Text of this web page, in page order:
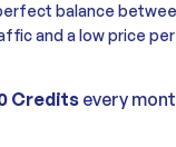
balance
and a low price
Credits every